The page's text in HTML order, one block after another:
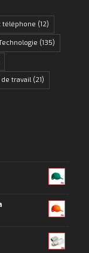
téléphone (12)
(135)
travail(21)